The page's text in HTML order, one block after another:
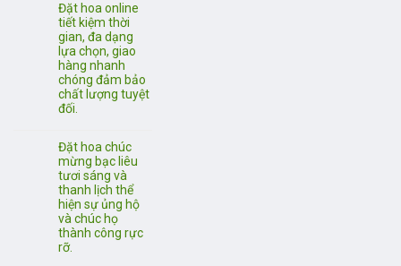
Đặt hoa online
tiết kiệm thời
gian, đa dạng
lựa chọn, giao
hàng nhanh
chóng đảm bảo
chất lượng tuyệt
đối.
Đặt hoa chúc
mừng bạc liêu
tươi sáng và
thanh lịch thể
hiện sự ủng hộ
và chúc họ
thành công rực
rỡ.